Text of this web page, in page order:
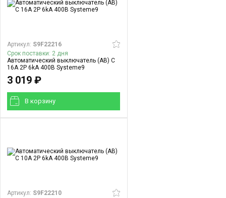
Артикул: S9F22216
Срок поставки: 2 дня
Автоматический выключатель (АВ) C
16A 2P 6kA 400В Systeme9
3 019 ₽
В корзинy
Артикул: S9F22210